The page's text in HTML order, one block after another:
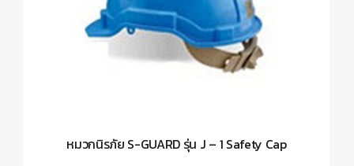
หมวกนิรภัย S-GUARD รุ่น J – 1 Safety Cap